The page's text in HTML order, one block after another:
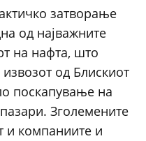
затворање
од најважните
на нафта, што
од Блискиот
поскапување на
Зголемените
и компаниите и